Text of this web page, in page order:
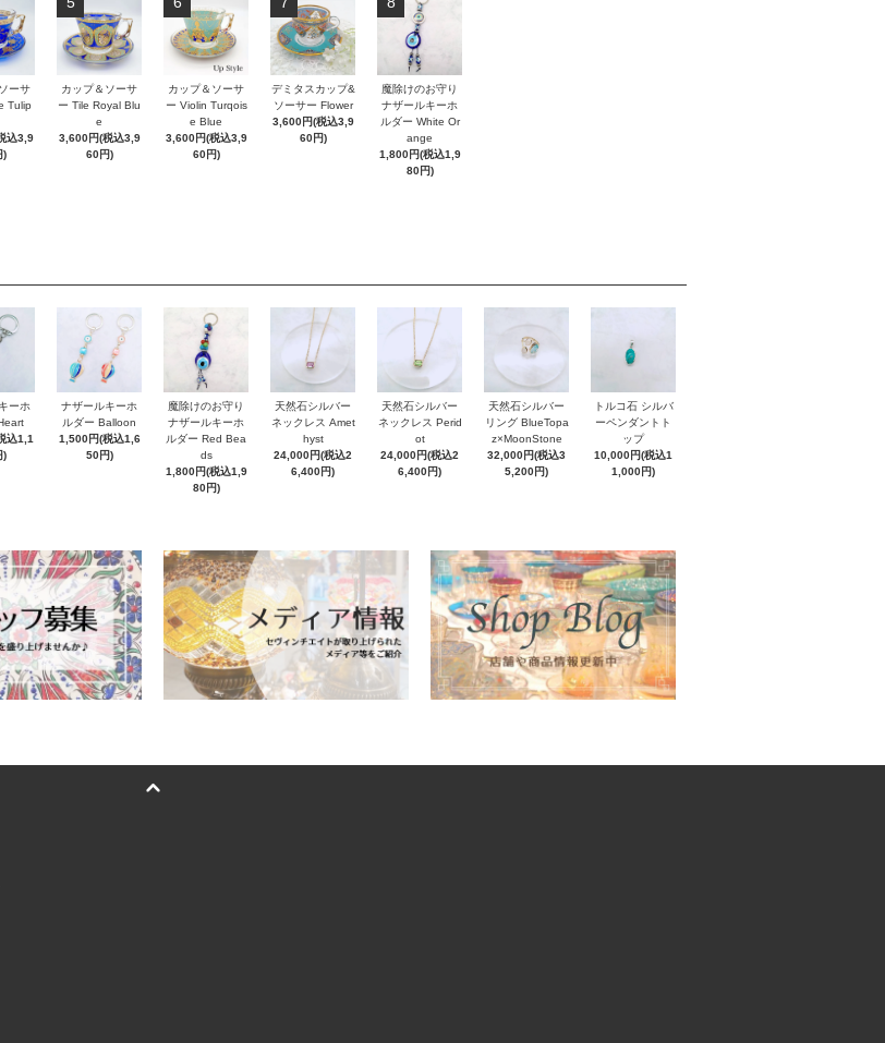
ーサ
Tulip
込3,9
)
カップ＆ソーサ
ー Tile Royal Blu
e
3,600円(税込3,9
60円)
カップ＆ソーサ
ー Violin Turqois
e Blue
3,600円(税込3,9
60円)
デミタスカップ&
ソーサー Flower
3,600円(税込3,9
60円)
魔除けのお守り
ナザールキーホ
ルダー White Or
ange
1,800円(税込1,9
80円)
ーホ
込1,1
)
ナザールキーホ
ルダー Balloon
1,500円(税込1,6
50円)
魔除けのお守り
ナザールキーホ
ルダー Red Bea
ds
1,800円(税込1,9
80円)
天然石シルバー
ネックレス Amet
hyst
24,000円(税込2
6,400円)
天然石シルバー
ネックレス Perid
ot
24,000円(税込2
6,400円)
天然石シルバー
リング BlueTopa
z×MoonStone
32,000円(税込3
5,200円)
トルコ石 シルバ
ーペンダントト
ップ
10,000円(税込1
1,000円)